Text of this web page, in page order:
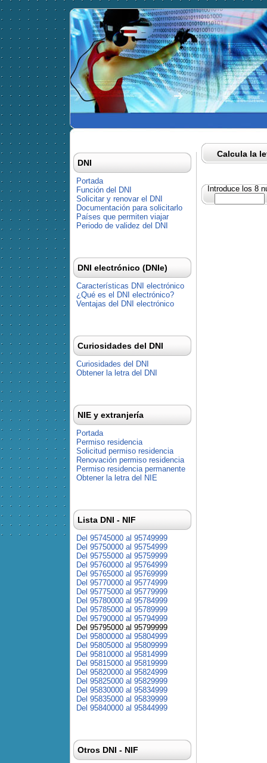
Calcula la
Introduce los 8
DNI
Portada
Función del DNI
Solicitar y renovar el DNI
Documentación para solicitarlo
Países que permiten viajar
Periodo de validez del DNI
DNI electrónico (DNIe)
Características DNI electrónico
¿Qué es el DNI electrónico?
Ventajas del DNI electrónico
Curiosidades del DNI
Curiosidades del DNI
Obtener la letra del DNI
NIE y extranjería
Portada
Permiso residencia
Solicitud permiso residencia
Renovación permiso residencia
Permiso residencia permanente
Obtener la letra del NIE
Lista DNI - NIF
Del 95745000 al 95749999
Del 95750000 al 95754999
Del 95755000 al 95759999
Del 95760000 al 95764999
Del 95765000 al 95769999
Del 95770000 al 95774999
Del 95775000 al 95779999
Del 95780000 al 95784999
Del 95785000 al 95789999
Del 95790000 al 95794999
Del 95795000 al 95799999
Del 95800000 al 95804999
Del 95805000 al 95809999
Del 95810000 al 95814999
Del 95815000 al 95819999
Del 95820000 al 95824999
Del 95825000 al 95829999
Del 95830000 al 95834999
Del 95835000 al 95839999
Del 95840000 al 95844999
Otros DNI - NIF